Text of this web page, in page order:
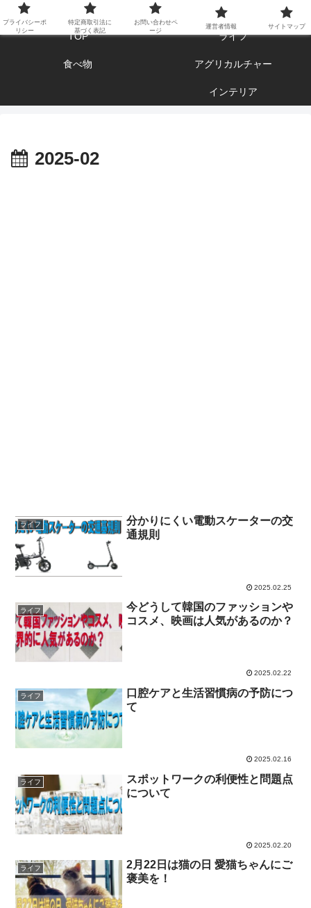
エンジョイ ブログライフ
TOP ライフ
食べ物 アグリカルチャー
インテリア
2025-02
ライフ
分かりにくい電動スケーターの交
通規則
2025.02.25
ライフ
今どうして韓国のファッションや
コスメ、映画は人気があるのか？
2025.02.22
ライフ
口腔ケアと生活習慣病の予防につ
て
2025.02.16
ライフ
スポットワークの利便性と問題点
について
2025.02.20
ライフ
2月22日は猫の日 愛猫ちゃんにご
褒美を！
プライバシーポ
リシー
特定商取引法に
基づく表記
お問い合わせペ
ージ
運営者情報 サイトマップ